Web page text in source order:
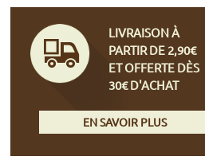
LIVRAISON À
PARTIR DE 2,90€
ET OFFERTE DÈS
30€ D'ACHAT
EN SAVOIR PLUS